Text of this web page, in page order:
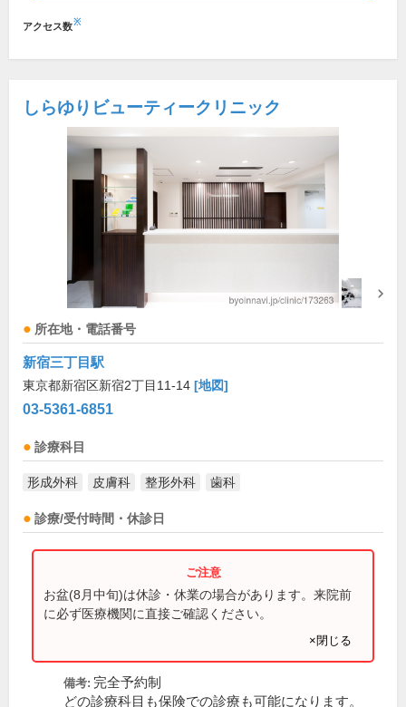
アクセス数※
しらゆりビューティークリニック
所在地・電話番号
新宿三丁目駅
東京都新宿区新宿2丁目11-14 [地図]
03-5361-6851
診療科目
形成外科 皮膚科 整形外科 歯科
診療/受付時間・休診日
お盆(8月中旬)は休診・休業の場合があります。来院前
に必ず医療機関に直接ご確認ください。
×閉じる
備考: 完全予約制
どの診療科目も保険での診療も可能になります。